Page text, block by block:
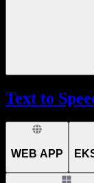
Text to
WEB APP